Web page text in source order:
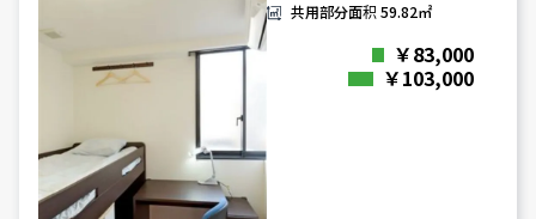
共用部分面积59.82㎡
￥83,000
￥103,000